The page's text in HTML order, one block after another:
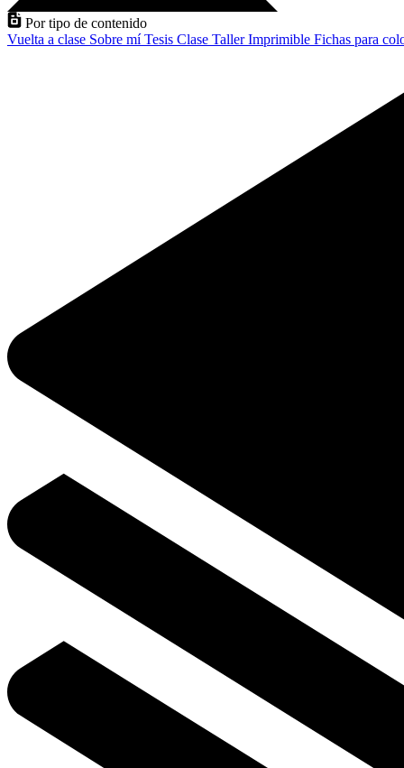
Por tipo de contenido
Vuelta a clase Sobre míTesis Clase TallerImprimible Fichas para